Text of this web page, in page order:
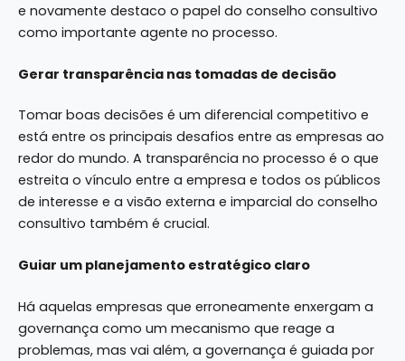
e novamente destaco o papel do conselho consultivo
como importante agente no processo.
Gerar transparência nas tomadas de decisão
Tomar boas decisões é um diferencial competitivo e
está entre os principais desafios entre as empresas ao
redor do mundo. A transparência no processo é o que
estreita o vínculo entre a empresa e todos os públicos
de interesse e a visão externa e imparcial do conselho
consultivo também é crucial.
Guiar um planejamento estratégico claro
Há aquelas empresas que erroneamente enxergam a
governança como um mecanismo que reage a
problemas, mas vai além, a governança é guiada por